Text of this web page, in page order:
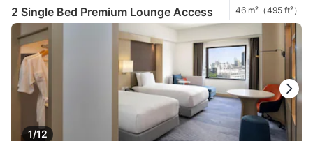
2 Single Bed Premium Lounge Access 46 m²（495 ft²）
1/12